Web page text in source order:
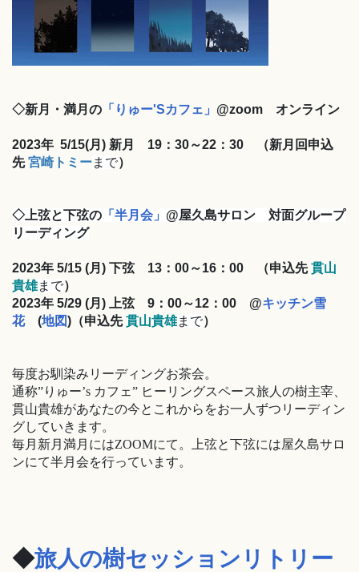
◇新月・満月の 「りゅー'Sカフェ」 @zoom オンライン
2023年 5/15(月) 新月 19：30～22：30
（新月回申込
先宮崎トミーまで）
◇上弦と下弦の 「半月会」 @屋久島サロン 対面グループ
リーディング
2023年 5/15 (月) 下弦 13：00～16：00 （申込先貫山
貴雄まで）
2023年 5/29 (月) 上弦 9：00～12：00 @キッチン雪
花(地図) （申込先貫山貴雄まで）
毎度お馴染みリーディングお茶会。
通称”りゅー’s カフェ” ヒーリングスペース旅人の樹主宰、
貫山貴雄があなたの今とこれからをお一人ずつリーディン
グしていきます。
毎月新月満月にはZOOMにて。上弦と下弦には屋久島サロ
ンにて半月会を行っています。
◆旅人の樹セッションリトリー